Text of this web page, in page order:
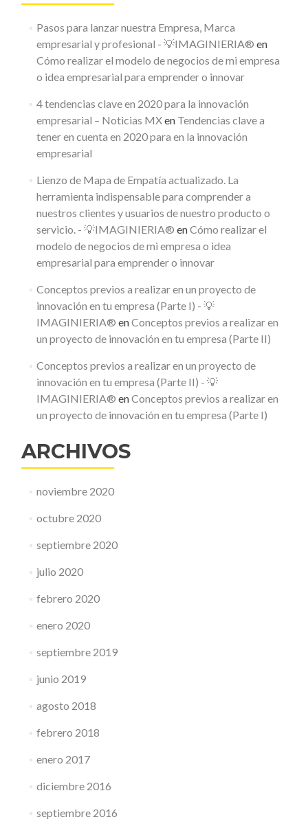
Pasos para lanzar nuestra Empresa, Marca
empresarial y profesional - 💡IMAGINIERIA® en
Cómo realizar el modelo de negocios de mi empresa
o idea empresarial para emprender o innovar
4 tendencias clave en 2020 para la innovación
empresarial – Noticias MXen Tendencias clave a
tener en cuenta en 2020 para en la innovación
empresarial
Lienzo de Mapa de Empatía actualizado. La
herramienta indispensable para comprender a
nuestros clientes y usuarios de nuestro producto o
servicio. - 💡IMAGINIERIA® enCómo realizar el
modelo de negocios de mi empresa o idea
empresarial para emprender o innovar
Conceptos previos a realizar en un proyecto de
innovación en tu empresa (Parte I) - 💡
IMAGINIERIA® enConceptos previos a realizar en
un proyecto de innovación en tu empresa (Parte II)
Conceptos previos a realizar en un proyecto de
innovación en tu empresa (Parte II) - 💡
IMAGINIERIA® enConceptos previos a realizar en
un proyecto de innovación en tu empresa (Parte I)
ARCHIVOS
noviembre 2020
octubre 2020
septiembre 2020
julio 2020
febrero 2020
enero 2020
septiembre 2019
junio 2019
agosto 2018
febrero 2018
enero 2017
diciembre 2016
septiembre 2016